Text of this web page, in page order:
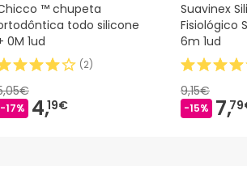
™ chupeta
todo silicone
0M 1ud
(2)
-17% 4,19€
Suavinex
Fisiológico
6m 1ud
9,15€
-15% 7,